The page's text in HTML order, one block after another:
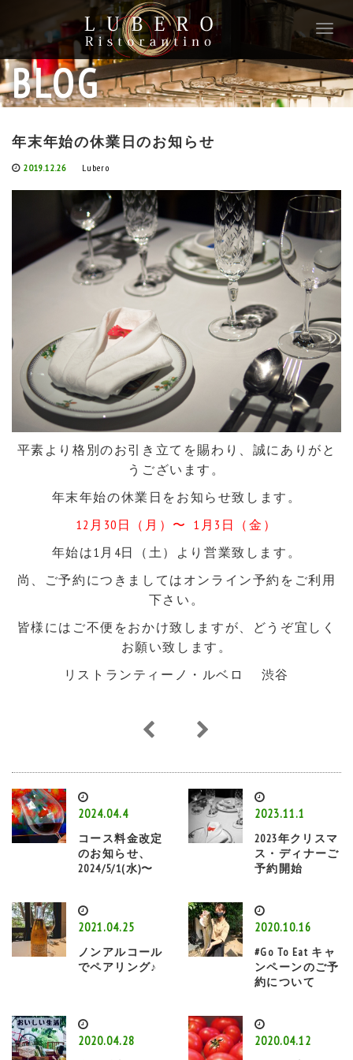
T
o
g
g
l
g
a
i
n
BLOG
年末年始の休業日のお知らせ
2019.12.26 Lubero
平素より格別のお引き立てを賜わり、誠にありがと
うございます。
年末年始の休業日をお知らせ致します。
12月30日（月）〜 1月3日（金）
年始は1月4日（土）より営業致します。
尚、ご予約につきましてはオンライン予約をご利用
下さい。
皆様にはご不便をおかけ致しますが、どうぞ宜しく
お願い致します。
リストランティーノ・ルベロ 渋谷
2024.04.4
コース料金改定
のお知らせ、
2024/5/1(水)〜
2023.11.1
2023年クリスマ
ス・ディナーご
予約開始
2021.04.25
ノンアルコール
でペアリング♪
2020.10.16
#Go To Eat キャ
ンペーンのご予
約について
2020.04.28 2020.04.12